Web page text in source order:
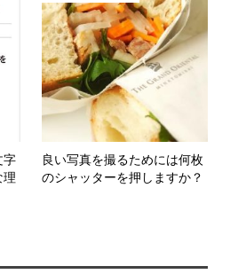
字
理
良い写真を撮るためには何枚
のシャッターを押しますか？